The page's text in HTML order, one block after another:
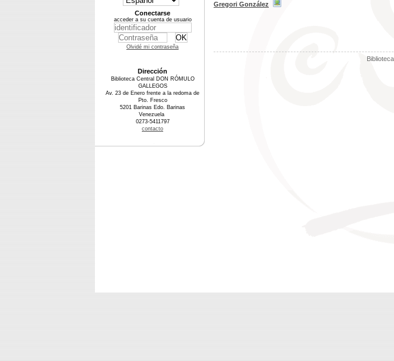
Gregori González
Conectarse
acceder a su cuenta de usuario
Olvidé mi contraseña
Dirección
Biblioteca Central DON RÓMULO
GALLEGOS
Av. 23 de Enero frente a la redoma de
Pto. Fresco
5201 Barinas Edo. Barinas
Venezuela
0273-5411797
contacto